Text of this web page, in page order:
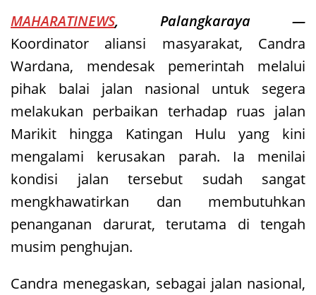
MAHARATINEWS, Palangkaraya —
Koordinator aliansi masyarakat, Candra
Wardana, mendesak pemerintah melalui
pihak balai jalan nasional untuk segera
melakukan perbaikan terhadap ruas jalan
Marikit hingga Katingan Hulu yang kini
mengalami kerusakan parah. Ia menilai
kondisi jalan tersebut sudah sangat
mengkhawatirkan dan membutuhkan
penanganan darurat, terutama di tengah
musim penghujan.
Candra menegaskan, sebagai jalan nasional,